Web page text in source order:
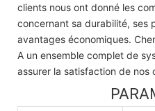
clients nous ont donné les
concernant sa durabilité, ses
avantages économiques.
A un ensemble complet de
assurer la satisfaction de nos